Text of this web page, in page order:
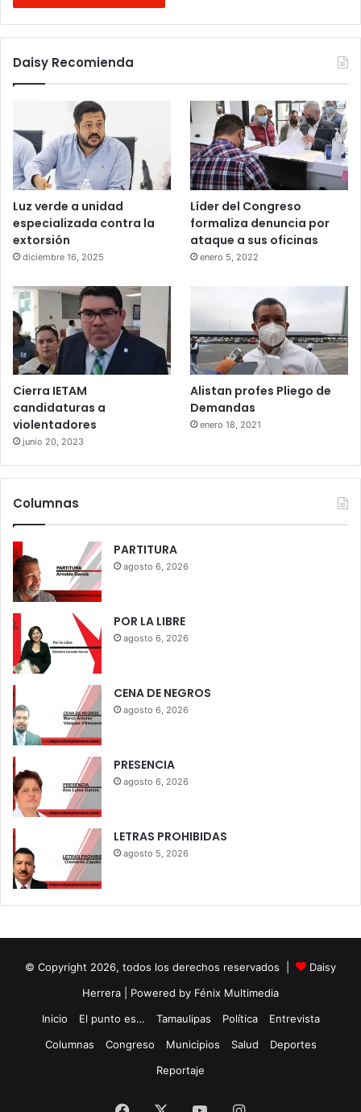
Daisy Recomienda
Luz verde a unidad
especializada contra la
extorsión
diciembre 16, 2025
Líder del Congreso
formaliza denuncia por
ataque a sus oficinas
enero 5, 2022
Cierra IETAM
candidaturas a
violentadores
junio 20, 2023
Alistan profes Pliego de
Demandas
enero 18, 2021
Columnas
PARTITURA
agosto 6, 2026
POR LA LIBRE
agosto 6, 2026
CENA DE NEGROS
agosto 6, 2026
PRESENCIA
agosto 6, 2026
LETRAS PROHIBIDAS
agosto 5, 2026
© Copyright 2026, todos los derechos reservados |
Daisy
Herrera | Powered by Fénix Multimedia
Inicio
El punto es… Tamaulipas Política
Entrevista
Columnas
Congreso Municipios Salud
Deportes
Reportaje